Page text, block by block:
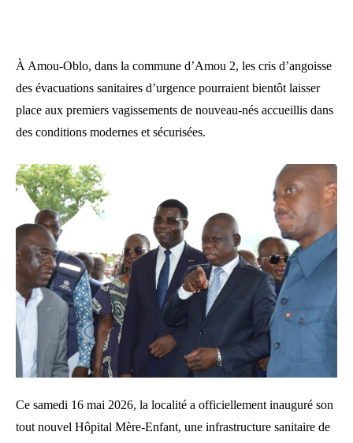
À Amou-Oblo, dans la commune d’Amou 2, les cris d’angoisse
des évacuations sanitaires d’urgence pourraient bientôt laisser
place aux premiers vagissements de nouveau-nés accueillis dans
des conditions modernes et sécurisées.
Ce samedi 16 mai 2026, la localité a officiellement inauguré son
tout nouvel Hôpital Mère-Enfant, une infrastructure sanitaire de